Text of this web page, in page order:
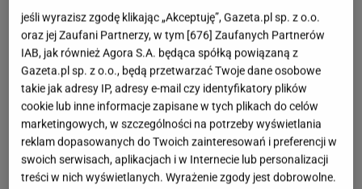
jeśli wyrazisz zgodę klikając „Akceptuję”, Gazeta.pl sp. z o.o.
oraz jej Zaufani Partnerzy, w tym [676] Zaufanych Partnerów
IAB, jak również Agora S.A. będąca spółką powiązaną z
Gazeta.pl sp. z o.o., będą przetwarzać Twoje dane osobowe
takie jak adresy IP, adresy e-mail czy identyfikatory plików
cookie lub inne informacje zapisane w tych plikach do celów
marketingowych, w szczególności na potrzeby wyświetlania
reklam dopasowanych do Twoich zainteresowań i preferencji w
swoich serwisach, aplikacjach i w Internecie lub personalizacji
treści w nich wyświetlanych. Wyrażenie zgody jest dobrowolne.